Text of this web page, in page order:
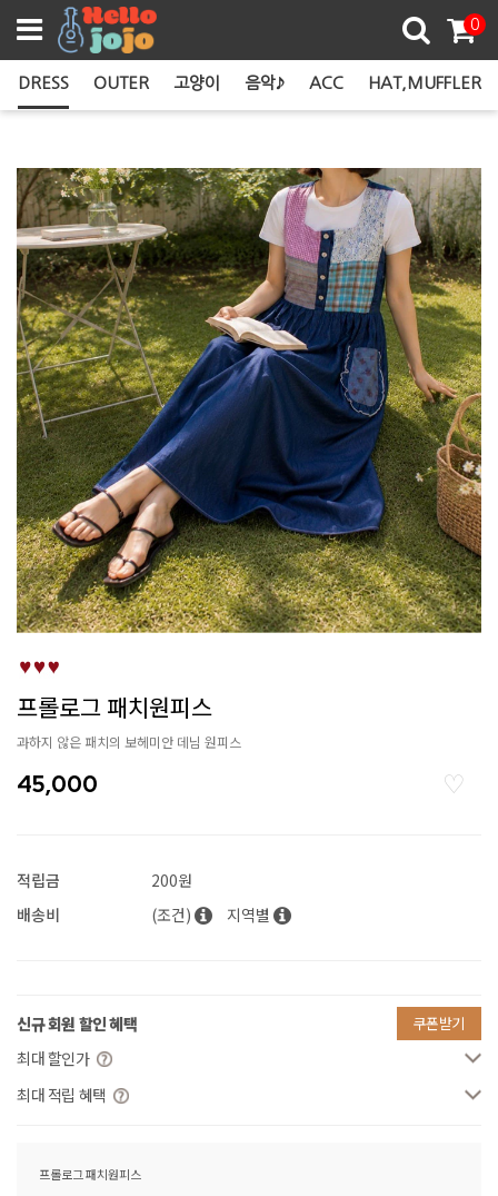
0
DRESS OUTER 고양이 음악♪ ACC HAT,MUFFLER
프롤로그 패치원피스
과하지 않은 패치의 보헤미안 데님 원피스
45,000
적립금
200원
배송비
(조건) 지역별
신규 회원 할인 혜택 쿠폰받기
최대 할인가
최대 적립 혜택
프롤로그 패치원피스